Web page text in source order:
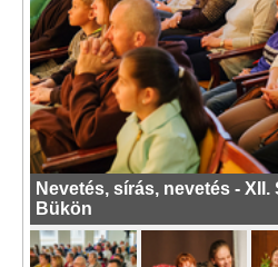
Nevetés, sírás, nevetés -
Bükön